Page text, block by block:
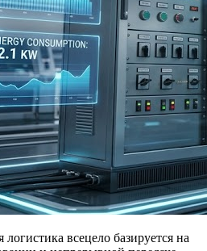
всецело базируется на